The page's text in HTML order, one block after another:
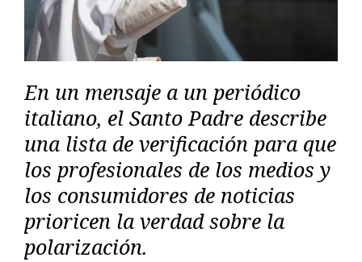
En un mensaje a un periódico
italiano, el Santo Padre describe
una lista de verificación para que
los profesionales de los medios y
los consumidores de noticias
prioricen la verdad sobre la
polarización.